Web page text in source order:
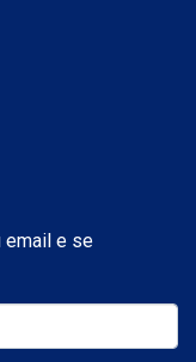
email e se